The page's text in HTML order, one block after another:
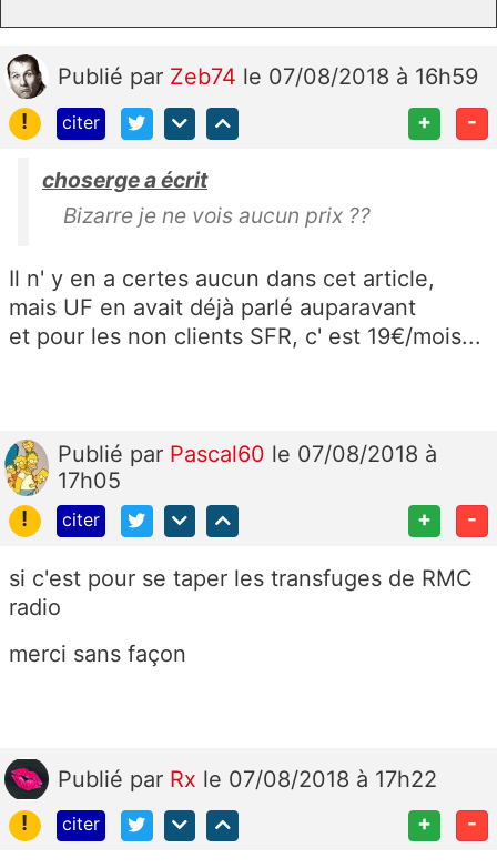
Publié par Zeb74 le 07/08/2018 à 16h59
!
citer + -
choserge a écrit
Bizarre je ne vois aucun prix ??
Il n' y en a certes aucun dans cet article,
mais UF en avait déjà parlé auparavant
et pour les non clients SFR, c' est 19€/mois...
Publié par Pascal60 le 07/08/2018 à
17h05
!
citer + -
si c'est pour se taper les transfuges de RMC
radio
merci sans façon
Publié par Rx le 07/08/2018 à 17h22
!
citer + -